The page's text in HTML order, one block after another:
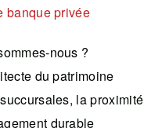
principale
banque privée
nous ?
du patrimoine
la proximité
durable